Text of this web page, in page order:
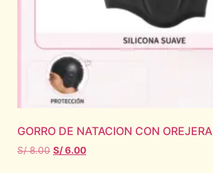
GORRO DE NATACION CON OREJERA
S/8.00 S/6.00